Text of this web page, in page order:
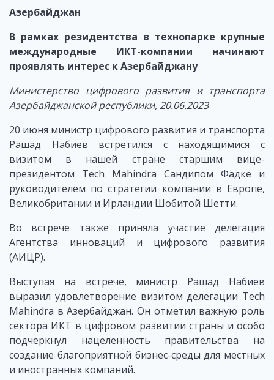
Азербайджан
В рамках резидентства в технопарке крупные
международные ИКТ-компании начинают
проявлять интерес к Азербайджану
Министерство цифрового развития и транспорта
Азербайджанской республики, 20.06.2023
20 июня министр цифрового развития и транспорта
Рашад Набиев встретился с находящимися с
визитом в нашей стране старшим вице-
президентом Tech Mahindra Сандипом Фадке и
руководителем по стратегии компании в Европе,
Великобритании и Ирландии Шобитой Шетти.
Во встрече также приняла участие делегация
Агентства инноваций и цифрового развития
(АИЦР).
Выступая на встрече, министр Рашад Набиев
выразил удовлетворение визитом делегации Tech
Mahindra в Азербайджан. Он отметил важную роль
сектора ИКТ в цифровом развитии страны и особо
подчеркнул нацеленность правительства на
создание благоприятной бизнес-среды для местных
и иностранных компаний.